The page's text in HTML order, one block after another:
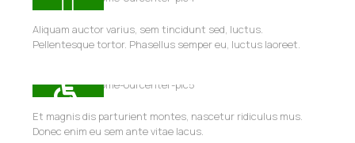
Aliquam auctor varius, sem tincidunt sed, luctus.
Pellentesque tortor. Phasellus semper eu, luctus laoreet.
Et magnis dis parturient montes, nascetur ridiculus mus.
Donec enim eu sem ante vitae lacus.